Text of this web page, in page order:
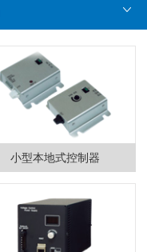
小型本地式控制器